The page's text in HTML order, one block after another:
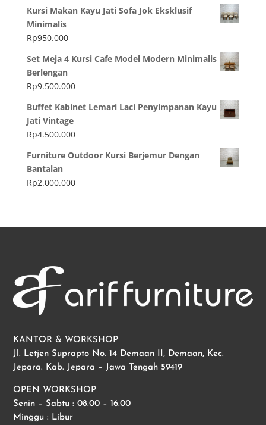
Kursi Makan Kayu Jati Sofa Jok Eksklusif
Minimalis
Rp950.000
Set Meja 4 Kursi Cafe Model Modern Minimalis
Berlengan
Rp9.500.000
Buffet Kabinet Lemari Laci Penyimpanan Kayu
Jati Vintage
Rp4.500.000
Furniture Outdoor Kursi Berjemur Dengan
Bantalan
Rp2.000.000
KANTOR & WORKSHOP
Jl. Letjen Suprapto No. 14 Demaan II, Demaan, Kec.
Jepara. Kab. Jepara – Jawa Tengah 59419
OPEN WORKSHOP
Senin – Sabtu : 08.00 – 16.00
Minggu : Libur